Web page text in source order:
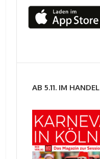
AB 5.11. IM HANDEL